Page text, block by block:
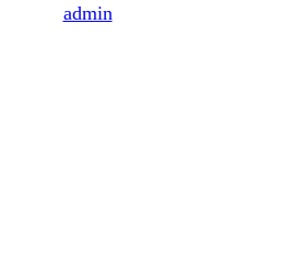
admin